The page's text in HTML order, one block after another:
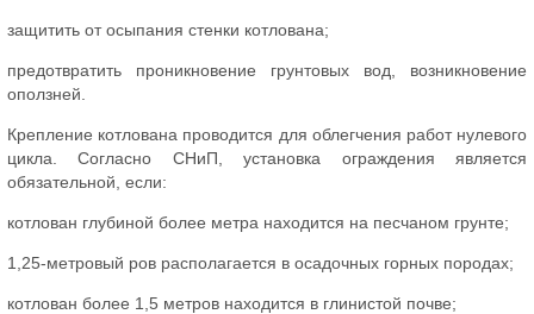
защитить от осыпания стенки котлована;
предотвратить проникновение грунтовых вод, возникновение
оползней.
Крепление котлована проводится для облегчения работ нулевого
цикла. Согласно СНиП, установка ограждения является
обязательной, если:
котлован глубиной более метра находится на песчаном грунте;
1,25-метровый ров располагается в осадочных горных породах;
котлован более 1,5 метров находится в глинистой почве;